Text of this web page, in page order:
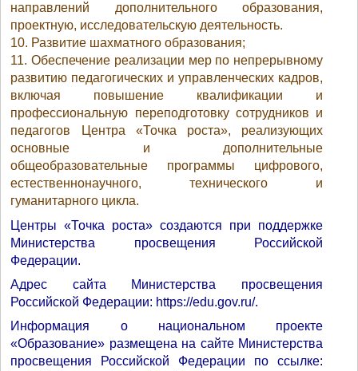
направлений дополнительного образования,
проектную, исследовательскую деятельность.
10. Развитие шахматного образования;
11. Обеспечение реализации мер по непрерывному
развитию педагогических и управленческих кадров,
включая повышение квалификации и
профессиональную переподготовку сотрудников и
педагогов Центра «Точка роста», реализующих
основные и дополнительные
общеобразовательные программы цифрового,
естественнонаучного, технического и
гуманитарного цикла.
Центры «Точка роста» создаются при поддержке
Министерства просвещения Российской
Федерации.
Адрес сайта Министерства просвещения
Российской Федерации: https://edu.gov.ru/.
Информация о национальном проекте
«Образование» размещена на сайте Министерства
просвещения Российской Федерации по ссылке: